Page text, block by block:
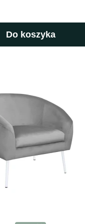
Do koszyka